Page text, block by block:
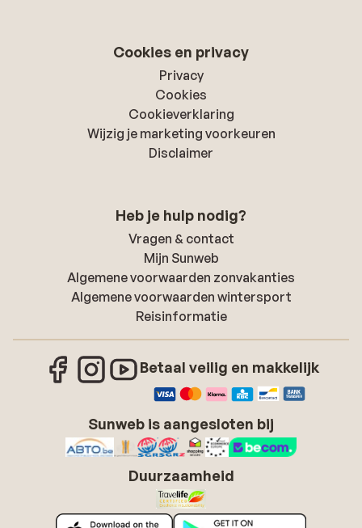
Cookies en privacy
Privacy
Cookies
Cookieverklaring
Wijzig je marketing voorkeuren
Disclaimer
Heb je hulp nodig?
Vragen & contact
Mijn Sunweb
Algemene voorwaarden zonvakanties
Algemene voorwaarden wintersport
Reisinformatie
Betaal veilig en makkelijk
Sunweb is aangesloten bij
Duurzaamheid